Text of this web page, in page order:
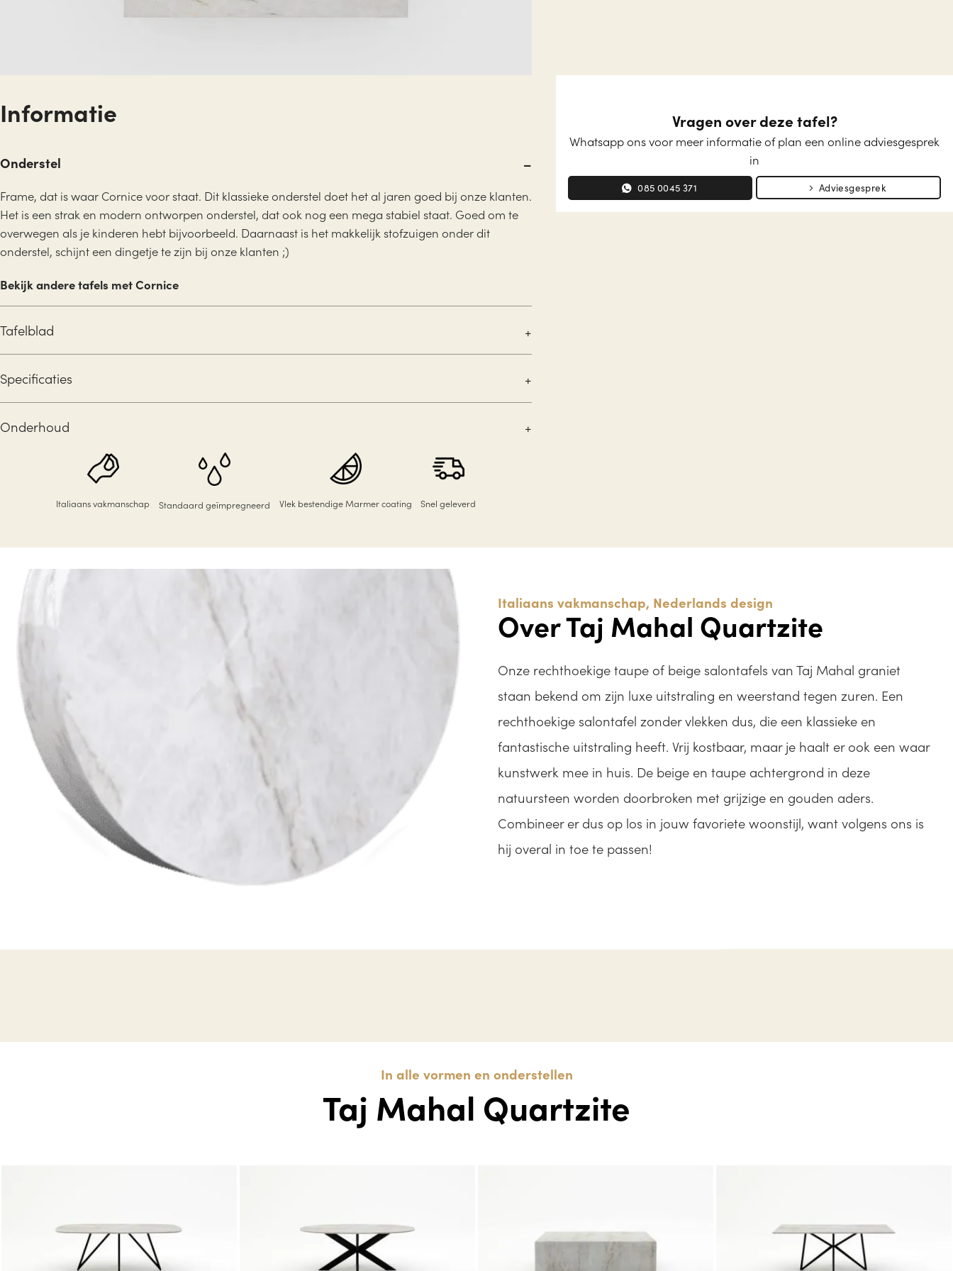
Informatie
Onderstel
Frame, dat is waar Cornice voor staat. Dit klassieke onderstel doet het al jaren goed bij onze klanten.
Het is een strak en modern ontworpen onderstel, dat ook nog een mega stabiel staat. Goed om te
overwegen als je kinderen hebt bijvoorbeeld. Daarnaast is het makkelijk stofzuigen onder dit
onderstel, schijnt een dingetje te zijn bij onze klanten ;)
Bekijk andere tafels met Cornice
Tafelblad
Specificaties
Onderhoud
Italiaans vakmanschap Standaard geïmpregneerd Vlek bestendige Marmer coating Snel geleverd
Vragen over deze tafel?
Whatsapp ons voor meer informatie of plan een online adviesgesprek
in
085 0045 371 Adviesgesprek
Italiaans vakmanschap, Nederlands design
Over Taj Mahal Quartzite
Onze rechthoekige taupe of beige salontafels van Taj Mahal graniet
staan bekend om zijn luxe uitstraling en weerstand tegen zuren. Een
rechthoekige salontafel zonder vlekken dus, die een klassieke en
fantastische uitstraling heeft. Vrij kostbaar, maar je haalt er ook een waar
kunstwerk mee in huis. De beige en taupe achtergrond in deze
natuursteen worden doorbroken met grijzige en gouden aders.
Combineer er dus op los in jouw favoriete woonstijl, want volgens ons is
hij overal in toe te passen!
In alle vormen en onderstellen
Taj Mahal Quartzite